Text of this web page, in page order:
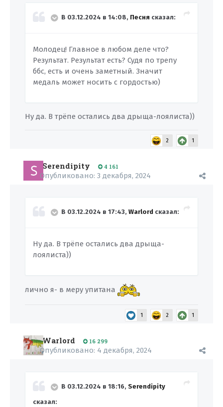
В 03.12.2024 в 14:08, Песня сказал:
Молодец! Главное в любом деле что?
Результат. Результат есть? Судя по трепу
ббс, есть и очень заметный. Значит
медаль может носить с гордостью)
Ну да. В трёпе остались два дрыща-лоялиста))
2 1
Serendipity 4 161
Опубликовано: 3 декабря, 2024
В 03.12.2024 в 17:43, Warlord сказал:
Ну да. В трёпе остались два дрыща-
лоялиста))
лично я- в меру упитана
1 2 1
Warlord 16 299
Опубликовано: 4 декабря, 2024
В 03.12.2024 в 18:16, Serendipity
сказал: